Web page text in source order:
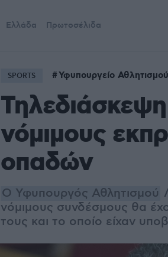
Ελλάδα Πρωτοσέλιδα
SPORTS Υφυπουργείο Αθλητισμού
νόμιμους
οπαδών
Ο Υφυπουργός Αθλητισμού
νόμιμους συνδέσμους θα
τους και το οποίο είχαν